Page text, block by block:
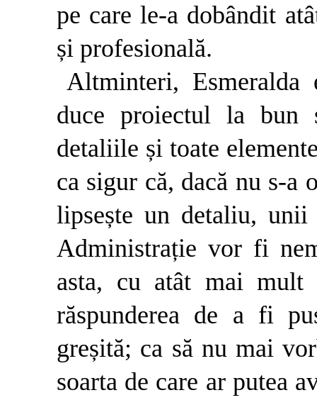
pe care le-a dobândit
și profesională.
Altminteri,
duce proiectul la bun
detaliile și toate
ca sigur că, dacă nu s-a
lipsește un detaliu,
Administrație vor fi
asta, cu atât mai
răspunderea de a fi
greșită; ca să nu mai
soarta de care ar putea